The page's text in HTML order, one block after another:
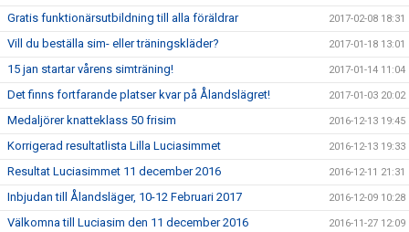
Gratis funktionärsutbildning till alla föräldrar 2017-02-08 18:31
Vill du beställa sim- eller träningskläder? 2017-01-18 13:01
15 jan startar vårens simträning! 2017-01-14 11:04
Det finns fortfarande platser kvar på Ålandslägret! 2017-01-03 20:02
Medaljörer knatteklass 50 frisim 2016-12-13 19:45
Korrigerad resultatlista Lilla Luciasimmet 2016-12-13 19:33
Resultat Luciasimmet 11 december 2016 2016-12-11 21:31
Inbjudan till Ålandsläger, 10-12 Februari 2017 2016-12-09 10:28
Välkomna till Luciasim den 11 december 2016 2016-11-27 12:09